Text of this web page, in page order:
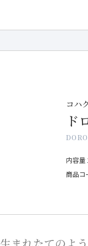
コハ
ド
内容量
商品コ